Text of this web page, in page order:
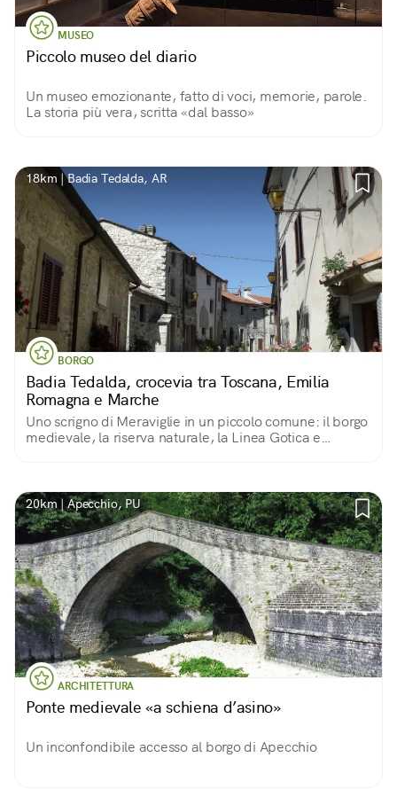
MUSEO
Piccolo museo del diario
Un museo emozionante, fatto di voci, memorie, parole.
La storia più vera, scritta «dal basso»
18km | Badia Tedalda, AR
BORGO
Badia Tedalda, crocevia tra Toscana, Emilia
Romagna e Marche
Uno scrigno di Meraviglie in un piccolo comune: il borgo
medievale, la riserva naturale, la Linea Gotica e
20km | Apecchio, PU
ARCHITETTURA
Ponte medievale «a schiena d’asino»
Un inconfondibile accesso al borgo di Apecchio